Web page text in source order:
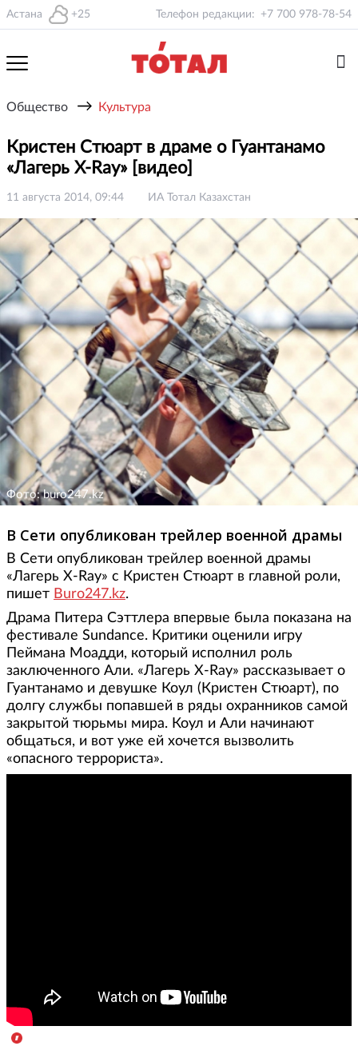
Астана +25 Телефон редакции: +7 700 978-78-54
Общество → Культура
Кристен Стюарт в драме о Гуантанамо
«Лагерь X-Ray» [видео]
11 августа 2014, 09:44 ИА Тотал Казахстан
Фото: buro247.kz
В Сети опубликован трейлер военной драмы
В Сети опубликован трейлер военной драмы
«Лагерь X-Ray» с Кристен Стюарт в главной роли,
пишет Buro247.kz.
Драма Питера Сэттлера впервые была показана на
фестивале Sundance. Критики оценили игру
Пеймана Моадди, который исполнил роль
заключенного Али. «Лагерь X-Ray» рассказывает о
Гуантанамо и девушке Коул (Кристен Стюарт), по
долгу службы попавшей в ряды охранников самой
закрытой тюрьмы мира. Коул и Али начинают
общаться, и вот уже ей хочется вызволить
«опасного террориста».